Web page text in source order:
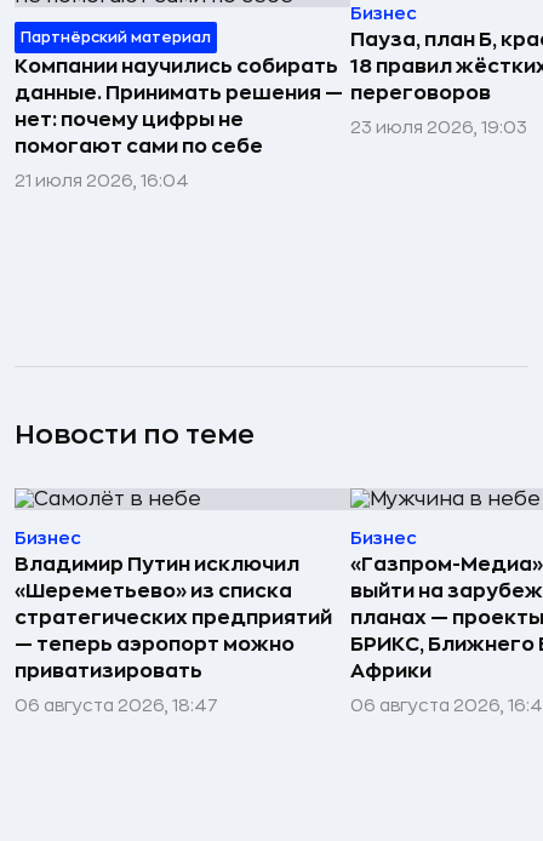
Партнёрский материал
Компании научились собирать
данные. Принимать решения —
нет: почему цифры не
помогают сами по себе
21 июля 2026, 16:04
Бизнес
Пауза, план Б,
18 правил
переговоров
23 июля 2026, 19:03
Новости по теме
Бизнес
Владимир Путин исключил
«Шереметьево» из списка
стратегических предприятий
— теперь аэропорт можно
приватизировать
06 августа 2026, 18:47
Бизнес
«Газпром-Медиа»
выйти на
планах —
БРИКС, Ближнего
Африки
06 августа 2026,